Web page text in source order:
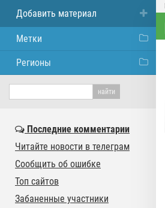
Добавить материал
Метки
Регионы
Последние комментарии
Читайте новости в телеграм
Сообщить об ошибке
Топ сайтов
Забаненные участники